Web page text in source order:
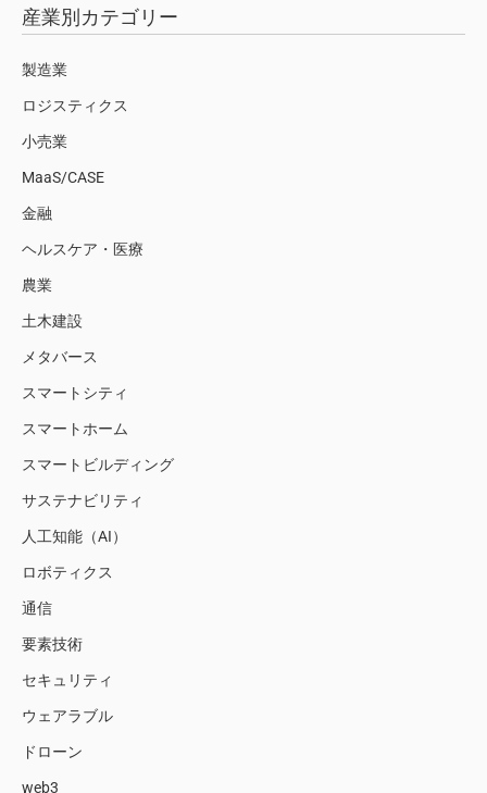
産業別カテゴリー
製造業
ロジスティクス
小売業
MaaS/CASE
金融
ヘルスケア・医療
農業
土木建設
メタバース
スマートシティ
スマートホーム
スマートビルディング
サステナビリティ
人工知能（AI）
ロボティクス
通信
要素技術
セキュリティ
ウェアラブル
ドローン
web3